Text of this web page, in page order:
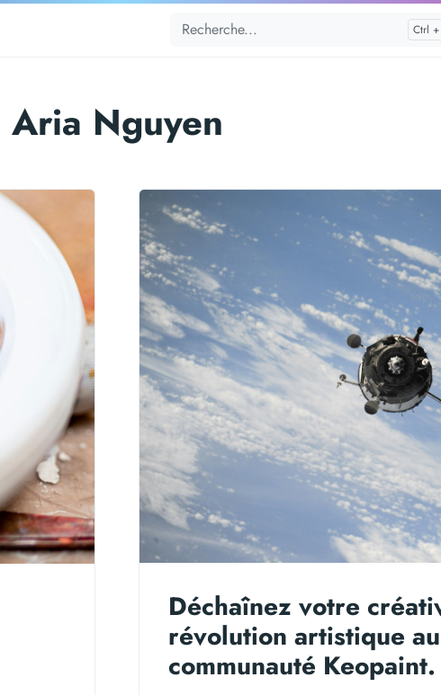
Aria Nguyen
Déchaînez votre
révolution artistique
communauté Keopaint.